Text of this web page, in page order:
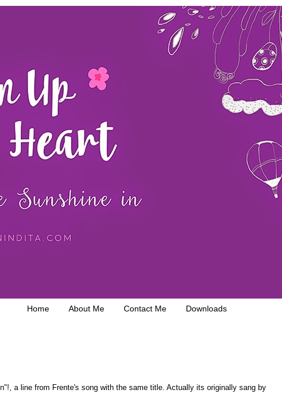
Home About Me Contact Me Downloads
a line from Frente's song with the same title. Actually its originally sang by